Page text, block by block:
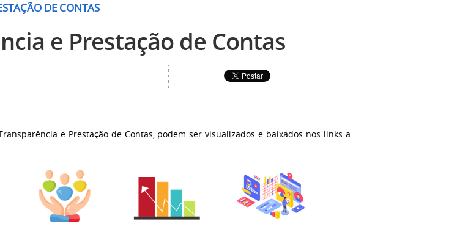
DE CONTAS
e Prestação de Contas
e Prestação de Contas, podem ser visualizados e baixados nos links a